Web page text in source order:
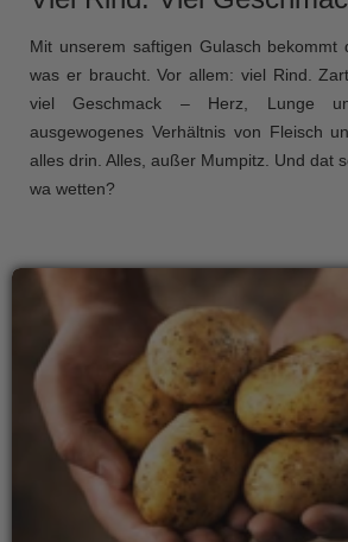
Mit unserem saftigen Gulasch bekommt
was er braucht. Vor allem: viel Rind.
viel Geschmack – Herz, Lunge
ausgewogenes Verhältnis von Fleisch
alles drin. Alles, außer Mumpitz. Und dat
wa wetten?